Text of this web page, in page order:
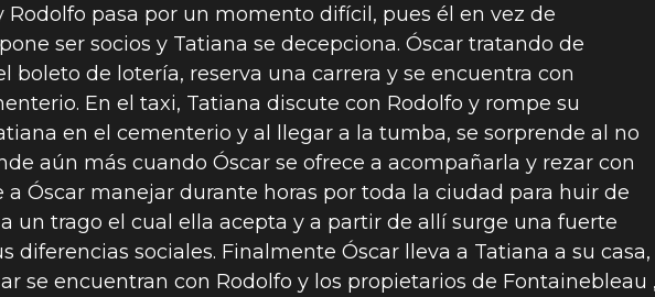
Rodolfo pasa por un momento difícil, pues él en vez de
ser socios y Tatiana se decepciona. Óscar tratando de
boleto de lotería, reserva una carrera y se encuentra con
En el taxi, Tatiana discute con Rodolfo y rompe su
en el cementerio y al llegar a la tumba, se sorprende al no
aún más cuando Óscar se ofrece a acompañarla y rezar con
Óscar manejar durante horas por toda la ciudad para huir de
un trago el cual ella acepta y a partir de allí surge una fuerte
diferencias sociales. Finalmente Óscar lleva a Tatiana a su casa,
se encuentran con Rodolfo y los propietarios de Fontainebleau